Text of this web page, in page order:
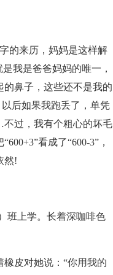
的来历，妈妈是这样解
我是爸爸妈妈的唯一，
鼻子，这些还不是我的
后如果我跑丢了，单凭
过，我有个粗心的坏毛
看成了“600-3”，
然!
班上学。长着深咖啡色
皮对她说：“你用我的